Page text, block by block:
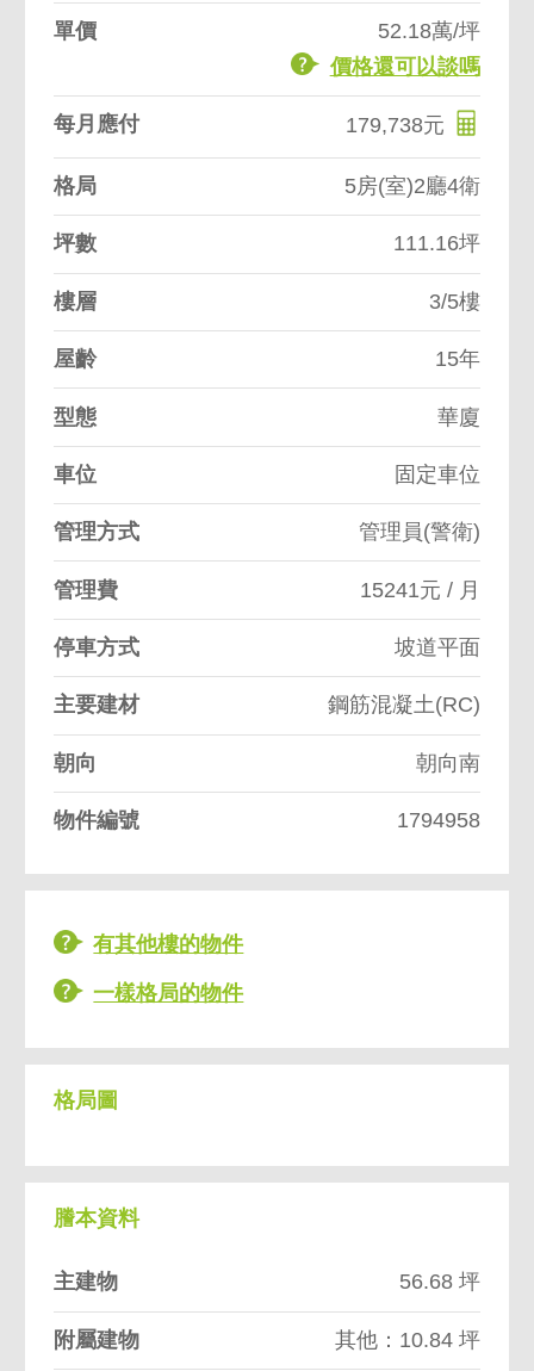
單價
52.18萬/坪
價格還可以談嗎
每月應付 179,738元
格局 5房(室)2廳4衛
坪數 111.16坪
樓層 3/5樓
屋齡 15年
型態 華廈
車位 固定車位
管理方式 管理員(警衛)
管理費 15241元 / 月
停車方式 坡道平面
主要建材 鋼筋混凝土(RC)
朝向 朝向南
物件編號 1794958
有其他樓的物件
一樣格局的物件
格局圖
謄本資料
主建物 56.68 坪
附屬建物 其他：10.84 坪